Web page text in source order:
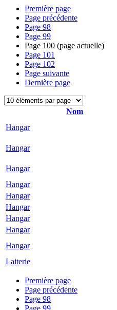
Première page
Page précédente
Page 98
Page 99
Page 100 (page actuelle)
Page 101
Page 102
Page suivante
Dernière page
Nom
Hangar
Hangar
Hangar
Hangar
Hangar
Hangar
Hangar
Hangar
Hangar
Laiterie
Première page
Page précédente
Page 98
Page 99